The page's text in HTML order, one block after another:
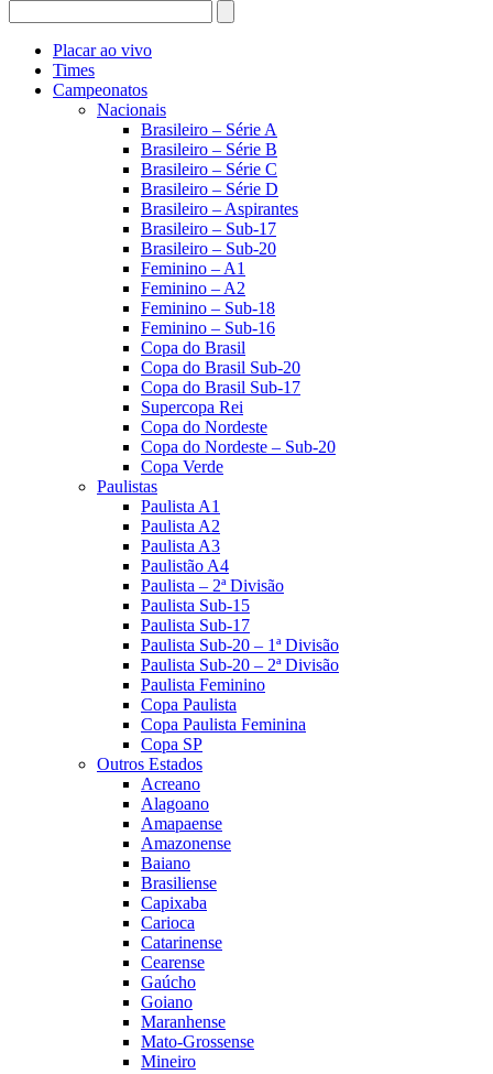
Placar ao vivo
Times
Campeonatos
Nacionais
Brasileiro – Série A
Brasileiro – Série B
Brasileiro – Série C
Brasileiro – Série D
Brasileiro – Aspirantes
Brasileiro – Sub-17
Brasileiro – Sub-20
Feminino – A1
Feminino – A2
Feminino – Sub-18
Feminino – Sub-16
Copa do Brasil
Copa do Brasil Sub-20
Copa do Brasil Sub-17
Supercopa Rei
Copa do Nordeste
Copa do Nordeste – Sub-20
Copa Verde
Paulistas
Paulista A1
Paulista A2
Paulista A3
Paulistão A4
Paulista – 2ª Divisão
Paulista Sub-15
Paulista Sub-17
Paulista Sub-20 – 1ª Divisão
Paulista Sub-20 – 2ª Divisão
Paulista Feminino
Copa Paulista
Copa Paulista Feminina
Copa SP
Outros Estados
Acreano
Alagoano
Amapaense
Amazonense
Baiano
Brasiliense
Capixaba
Carioca
Catarinense
Cearense
Gaúcho
Goiano
Maranhense
Mato-Grossense
Mineiro